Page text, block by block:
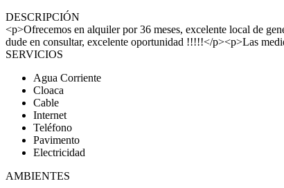
DESCRIPCIÓN
<p>Ofrecemos en alquiler por 36 meses, excelente local de
dude en consultar, excelente oportunidad !!!!!</p><p>Las
SERVICIOS
Agua Corriente
Cloaca
Cable
Internet
Teléfono
Pavimento
Electricidad
AMBIENTES